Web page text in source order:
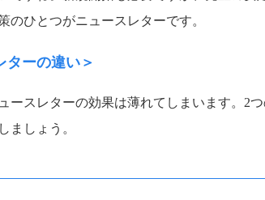
のひとつがニュースレターです。
ターの違い＞
ースレターの効果は薄れてしまいます。2つ
ましょう。